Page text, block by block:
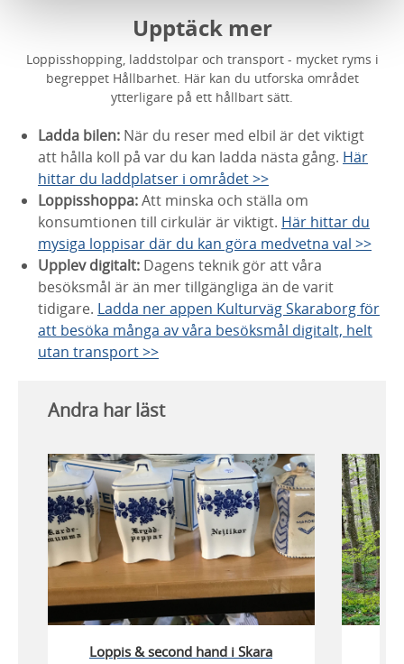
Upptäck mer
Loppisshopping, laddstolpar och transport - mycket ryms i
begreppet Hållbarhet. Här kan du utforska området
ytterligare på ett hållbart sätt.
Ladda bilen: När du reser med elbil är det viktigt
att hålla koll på var du kan ladda nästa gång. Här
hittar du laddplatser i området >>
Loppisshoppa:Att minska och ställa om
konsumtionen till cirkulär är viktigt. Här hittar du
mysiga loppisar där du kan göra medvetna val >>
Upplev digitalt: Dagens teknik gör att våra
besöksmål är än mer tillgängliga än de varit
tidigare. Ladda ner appen Kulturväg Skaraborg för
att besöka många av våra besöksmål digitalt, helt
utan transport >>
Andra har läst
Loppis & second hand i Skara